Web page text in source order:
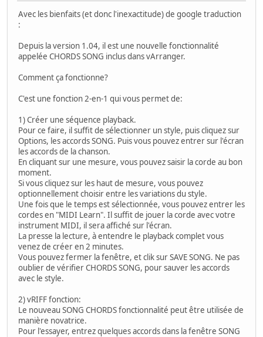
Avec les bienfaits (et donc l'inexactitude) de google traduction
:
Depuis la version 1.04, il est une nouvelle fonctionnalité
appelée CHORDS SONG inclus dans vArranger.
Comment ça fonctionne?
C'est une fonction 2-en-1 qui vous permet de:
1) Créer une séquence playback.
Pour ce faire, il suffit de sélectionner un style, puis cliquez sur
Options, les accords SONG. Puis vous pouvez entrer sur l'écran
les accords de la chanson.
En cliquant sur une mesure, vous pouvez saisir la corde au bon
moment.
Si vous cliquez sur les haut de mesure, vous pouvez
optionnellement choisir entre les variations du style.
Une fois que le temps est sélectionnée, vous pouvez entrer les
cordes en "MIDI Learn". Il suffit de jouer la corde avec votre
instrument MIDI, il sera affiché sur l'écran.
La presse la lecture, à entendre le playback complet vous
venez de créer en 2 minutes.
Vous pouvez fermer la fenêtre, et clik sur SAVE SONG. Ne pas
oublier de vérifier CHORDS SONG, pour sauver les accords
avec le style.
2) vRIFF fonction:
Le nouveau SONG CHORDS fonctionnalité peut être utilisée de
manière novatrice.
Pour l'essayer, entrez quelques accords dans la fenêtre SONG